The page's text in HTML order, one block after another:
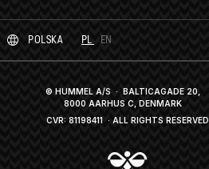
POLSKA PL EN
© HUMMEL A/S · BALTICAGADE 20,
8000 AARHUS C, DENMARK
CVR: 81198411 · ALL RIGHTS RESERVED